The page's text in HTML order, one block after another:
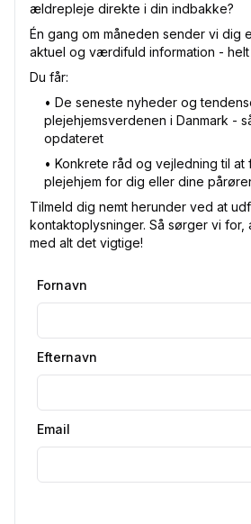
ældrepleje direkte i din indbakke?
Én gang om måneden sender vi dig
aktuel og værdifuld information - helt
Du får:
•⁠ De seneste nyheder og
plejehjemsverdenen i Danmark -
opdateret
•⁠ Konkrete råd og vejledning til at
plejehjem for dig eller dine
Tilmeld dig nemt herunder ved at
kontaktoplysninger. Så sørger vi for,
med alt det vigtige!
Fornavn
Efternavn
Email